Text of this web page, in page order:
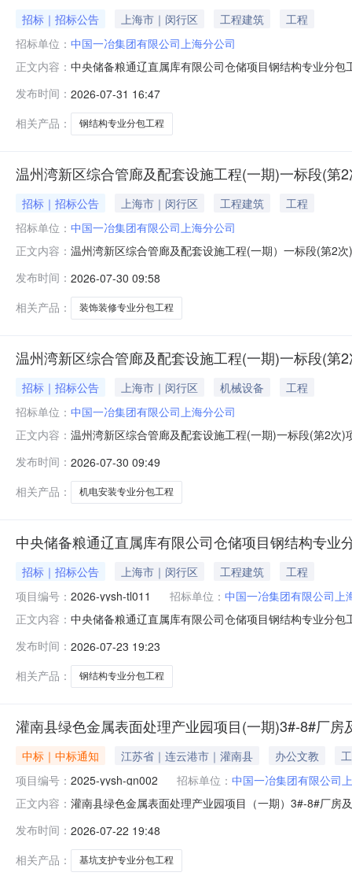
招标｜招标公告 上海市｜闵行区 工程建筑
工程
招标单位： 中国一冶集团有限公司上海分公司
正文内容： 中央储备粮通辽直属库有限公司仓储项目钢结构专业分
储备粮通辽直属库有限公司仓储项目钢结构专业分包工
程施工。工程质量标准：施工
发布时间： 2026-07-31 16:47
相关产品：
钢结构专业分包工程
温州湾新区综合管廊及配套设施工程(一期)一标段(第
招标｜招标公告 上海市｜闵行区 工程建筑
工程
招标单位： 中国一冶集团有限公司上海分公司
正文内容： 温州湾新区综合管廊及配套设施工程(一期）一标段(第2
柱变出线到新川大道与滨海大道。工程规模：温州湾新
计及有关规范要求，竣
发布时间： 2026-07-30 09:58
相关产品：
装饰装修专业分包工程
温州湾新区综合管廊及配套设施工程(一期)一标段(第
招标｜招标公告 上海市｜闵行区 机械设备
工程
招标单位： 中国一冶集团有限公司上海分公司
正文内容： 温州湾新区综合管廊及配套设施工程(一期)一标段(第2次
变出线到新川大道与滨海大道。工程规模：温州湾新区
及有关规范要求，竣
发布时间： 2026-07-30 09:49
相关产品：
机电安装专业分包工程
中央储备粮通辽直属库有限公司仓储项目钢结构专业
招标｜招标公告 上海市｜闵行区 工程建筑
工程
项目编号： 2026-yysh-tl011 招标单位： 中国一冶集团有限公司上
正文内容： 中央储备粮通辽直属库有限公司仓储项目钢结构专业分
目概况：1、招标工程名称：中央储备粮通辽直属库有限
工期60日历天。计划开工日
发布时间： 2026-07-23 19:23
相关产品：
钢结构专业分包工程
灌南县绿色金属表面处理产业园项目(一期)3#-8#厂
中标｜中标通知 江苏省｜连云港市｜灌南县 办公文教
项目编号： 2025-yysh-gn002 招标单位： 中国一冶集团有限公司
正文内容： 灌南县绿色金属表面处理产业园项目（一期）3#-8#厂房
灌南县绿色金属表面处理产业园项目（一期）3#-8#厂房
结果通过了公司
发布时间： 2026-07-22 19:48
相关产品：
基坑支护专业分包工程